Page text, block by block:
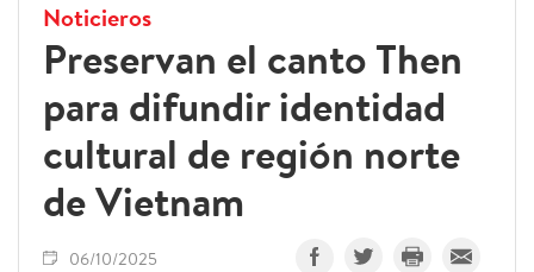
Noticieros
Preservan el canto Then
para difundir identidad
cultural de región norte
de Vietnam
06/10/2025